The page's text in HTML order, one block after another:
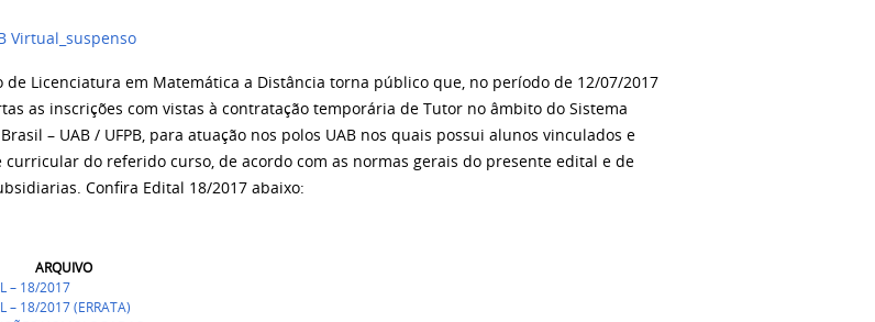
de Licenciatura em Matemática a Distância torna público que, no período de 12/07/2017
as inscrições com vistas à contratação temporária de Tutor no âmbito do Sistema
– UAB / UFPB, para atuação nos polos UAB nos quais possui alunos vinculados e
do referido curso, de acordo com as normas gerais do presente edital e de
Confira Edital 18/2017 abaixo:
– 18/2017
– 18/2017 (ERRATA)